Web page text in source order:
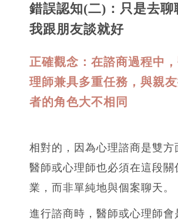
錯誤認知(二)：只是去聊
我跟朋友談就好
正確觀念：在諮商過程中
理師兼具多重任務，與親
者的角色大不相同
相對的，因為心理諮商是雙方
醫師或心理師也必須在這段關
業，而非單純地與個案聊天。
進行諮商時，醫師或心理師會